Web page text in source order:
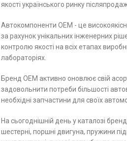
якості українського ринку
Автокомпоненти ОЕМ - це
за рахунок унікальних інженерних
контролю якості на всіх етапах
лабораторіях.
Бренд ОЕМ активно оновлює свій
задовольнити потреби більшості
необхідні запчастини для своїх
На сьогоднішній день у каталозі
шестерні, поршні двигуна, пружини